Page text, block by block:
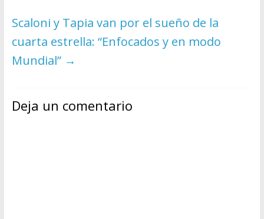
Scaloni y Tapia van por el sueño de la
cuarta estrella: “Enfocados y en modo
Mundial” →
Deja un comentario